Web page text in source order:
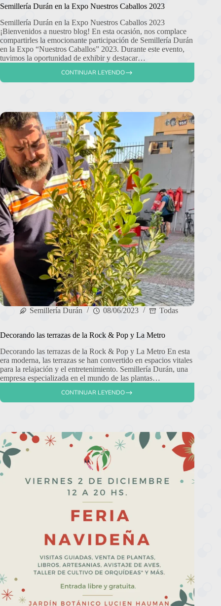
Semillería Durán en la Expo Nuestros Caballos 2023
Semillería Durán en la Expo Nuestros Caballos 2023
¡Bienvenidos a nuestro blog! En esta ocasión, nos complace
compartirles la emocionante participación de Semillería Durán
en la Expo “Nuestros Caballos” 2023. Durante este evento,
tuvimos la oportunidad de exhibir y destacar…
CONTINUAR LEYENDO
SEMILLERÍA
DURÁN
NUESTROS
CABALLOS
2023
Semillería Durán 08/06/2023 Todas
Decorando las terrazas de la Rock & Pop y La Metro
Decorando las terrazas de la Rock & Pop y La Metro En esta
era moderna, las terrazas se han convertido en espacios vitales
para la relajación y el entretenimiento. Semillería Durán, una
empresa especializada en el mundo de las plantas…
CONTINUAR LEYENDO
DECORANDO
LAS
ROCK
POP
Y
LA